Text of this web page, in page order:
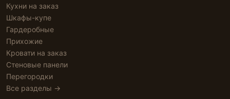
Кухни на заказ
Шкафы-купе
Гардеробные
Прихожие
Кровати на заказ
Стеновые панели
Перегородки
Все разделы →